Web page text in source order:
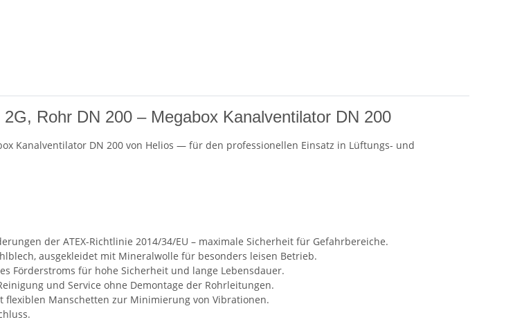
Rohr DN 200 – Megabox Kanalventilator DN 200
Kanalventilator DN 200 von Helios — für den professionellen Einsatz in Lüftungs- und
der ATEX-Richtlinie 2014/34/EU – maximale Sicherheit für Gefahrbereiche.
ausgekleidet mit Mineralwolle für besonders leisen Betrieb.
Förderstroms für hohe Sicherheit und lange Lebensdauer.
und Service ohne Demontage der Rohrleitungen.
flexiblen Manschetten zur Minimierung von Vibrationen.